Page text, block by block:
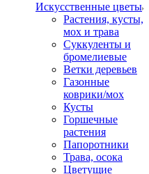
Искусственные цветы
Растения, кусты,
мох и трава
Суккуленты и
бромелиевые
Ветки деревьев
Газонные
коврики/мох
Кусты
Горшечные
растения
Папоротники
Трава, осока
Цветущие